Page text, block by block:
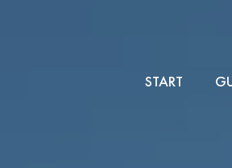
START